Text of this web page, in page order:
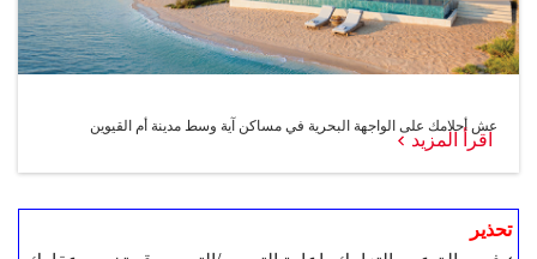
عش أحلامك على الواجهة البحرية في مساكن آية وسط مدينة أم القيوين
اقرأ المزيد
تحذير